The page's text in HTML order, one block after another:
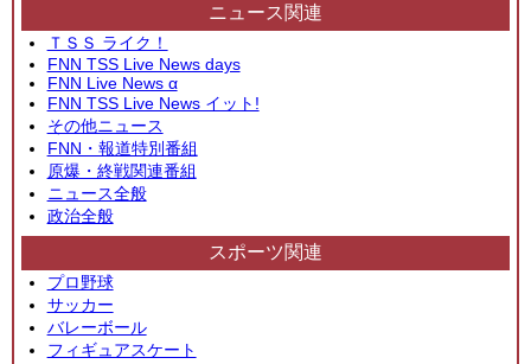
ニュース関連
ＴＳＳ ライク！
FNN TSS Live News days
FNN Live News α
FNN TSS Live News イット!
その他ニュース
FNN・報道特別番組
原爆・終戦関連番組
ニュース全般
政治全般
スポーツ関連
プロ野球
サッカー
バレーボール
フィギュアスケート